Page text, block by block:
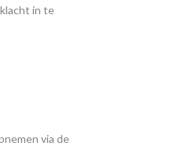
in te
via de